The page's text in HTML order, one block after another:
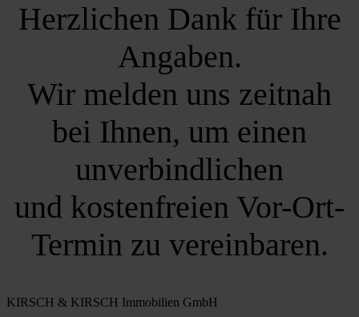
Herzlichen Dank für Ihre
Angaben.
Wir melden uns zeitnah
bei Ihnen, um einen
unverbindlichen
und kostenfreien Vor-Ort-
Termin zu vereinbaren.
KIRSCH & KIRSCH Immobilien GmbH